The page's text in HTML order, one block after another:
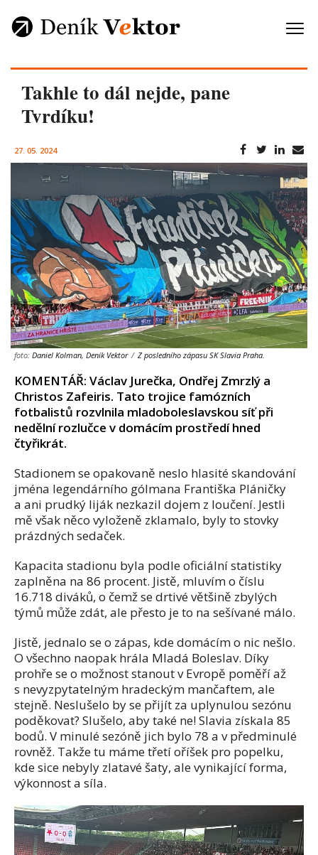
Takhle to dál nejde, pane
Tvrdíku!
27. 05. 2024
foto: Daniel Kolman, Deník Vektor / Z posledního zápasu SK Slavia Praha.
KOMENTÁŘ: Václav Jurečka, Ondřej Zmrzlý a
Christos Zafeiris. Tato trojice famózních
fotbalistů rozvlnila mladoboleslavskou síť při
nedělní rozlučce v domácím prostředí hned
čtyřikrát.
Stadionem se opakovaně neslo hlasité skandování
jména legendárního gólmana Františka Pláničky
a ani prudký liják nezkazil dojem z loučení. Jestli
mě však něco vyloženě zklamalo, byly to stovky
prázdných sedaček.
Kapacita stadionu byla podle oficiální statistiky
zaplněna na 86 procent. Jistě, mluvím o číslu
16.718 diváků, o čemž se drtivé většině zbylých
týmů může zdát, ale přesto je to na sešívané málo.
Jistě, jednalo se o zápas, kde domácím o nic nešlo.
O všechno naopak hrála Mladá Boleslav. Díky
prohře se o možnost stanout v Evropě poměří až
s nevyzpytatelným hradeckým mančaftem, ale
stejně. Neslušelo by se přijít za uplynulou sezónu
poděkovat? Slušelo, aby také ne! Slavia získala 85
bodů. V minulé sezóně jich bylo 78 a v předminulé
rovněž. Takže tu máme třetí oříšek pro popelku,
kde sice nebyly zlatavé šaty, ale vynikající forma,
výkonnost a síla.